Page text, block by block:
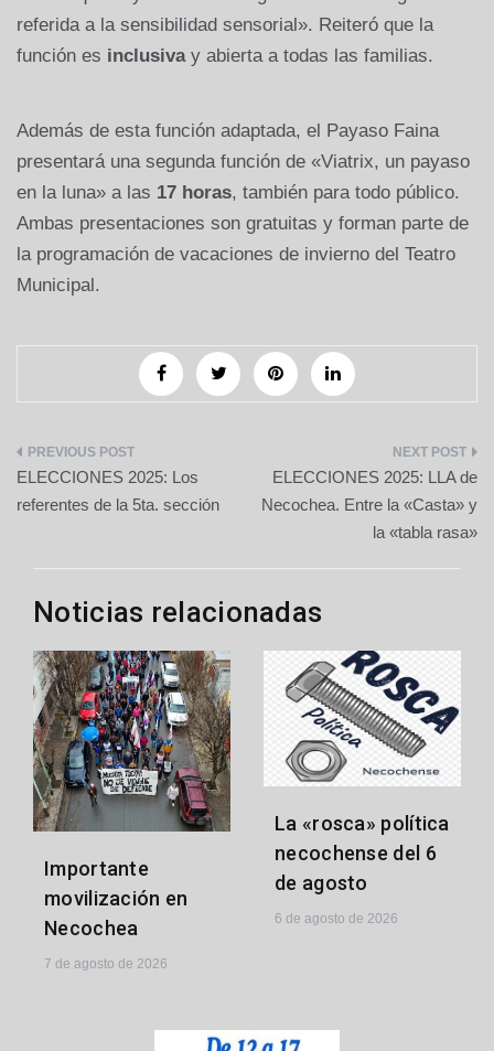
referida a la sensibilidad sensorial». Reiteró que la
función es inclusivay abierta a todas las familias.
Además de esta función adaptada, el Payaso Faina
presentará una segunda función de «Viatrix, un payaso
en la luna» a las 17 horas, también para todo público.
Ambas presentaciones son gratuitas y forman parte de
la programación de vacaciones de invierno del Teatro
Municipal.
Navegación
de
ELECCIONES 2025: Los
referentes de la 5ta. sección
ELECCIONES 2025: LLA de
Necochea. Entre la «Casta» y
la «tabla rasa»
Noticias relacionadas
Importante
movilización en
Necochea
7 de agosto de 2026
La «rosca» política
necochense del 6
de agosto
6 de agosto de 2026